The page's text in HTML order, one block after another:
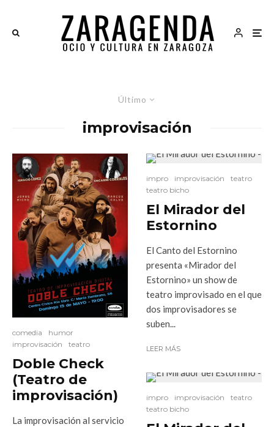
Último
improvisación
comedia
humor
improvisación
teatro
Doble Check
(Teatro de
improvisación)
La improvisación al servicio
impro improvisación
teatro
teatro bicho
El Mirador del
Estornino
El Canto del Estornino
presenta «Mirador del
Estornino» un show de
teatro improvisado en el que
dos improvisadores se
suben...
LEER MÁS
impro improvisación
teatro
teatro bicho